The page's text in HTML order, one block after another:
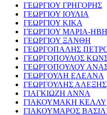
ΓΕΩΡΓΙΟΥ ΓΡΗΓΟΡΗΣ
ΓΕΩΡΓΙΟΥ ΙΟΥΛΙΑ
ΓΕΩΡΓΙΟΥ ΚΙΚΑ
ΓΕΩΡΓΙΟΥ ΜΑΡΙΑ-ΗΒΗ
ΓΕΩΡΓΙΟΥ ΞΑΝΘΗ
ΓΕΩΡΓΟΠΑΛΗΣ
ΓΕΩΡΓΟΠΟΥΛΟΣ
ΓΕΩΡΓΟΠΟΥΛΟΥ
ΓΕΩΡΓΟΥΛΗ ΕΛΕΑΝΑ
ΓΕΩΡΓΟΥΛΗΣ ΑΛΕΞΗΣ
ΓΙΑΓΚΙΩΖΗ ΑΝΝΑ
ΓΙΑΚΟΥΜΑΚΗ ΚΕΛΛΥ
ΓΙΑΚΟΥΜΑΡΟΣ